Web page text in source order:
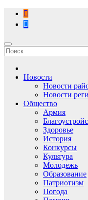
Перейти
содержимому
Новости
Новости
Новости
Общество
Армия
Здоровье
История
Конкурсы
Культура
Молодежь
Образование
Патриотизм
Погода